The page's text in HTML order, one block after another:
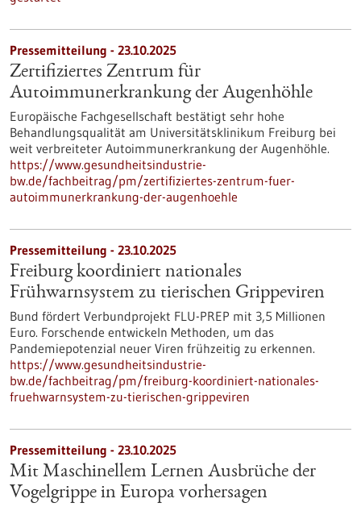
Pressemitteilung - 23.10.2025
Zertifiziertes Zentrum für
Autoimmunerkrankung der Augenhöhle
Europäische Fachgesellschaft bestätigt sehr hohe
Behandlungsqualität am Universitätsklinikum Freiburg bei
weit verbreiteter Autoimmunerkrankung der Augenhöhle.
https://www.gesundheitsindustrie-
bw.de/fachbeitrag/pm/zertifiziertes-zentrum-fuer-
autoimmunerkrankung-der-augenhoehle
Pressemitteilung - 23.10.2025
Freiburg koordiniert nationales
Frühwarnsystem zu tierischen Grippeviren
Bund fördert Verbundprojekt FLU-PREP mit 3,5 Millionen
Euro. Forschende entwickeln Methoden, um das
Pandemiepotenzial neuer Viren frühzeitig zu erkennen.
https://www.gesundheitsindustrie-
bw.de/fachbeitrag/pm/freiburg-koordiniert-nationales-
fruehwarnsystem-zu-tierischen-grippeviren
Pressemitteilung - 23.10.2025
Mit Maschinellem Lernen Ausbrüche der
Vogelgrippe in Europa vorhersagen